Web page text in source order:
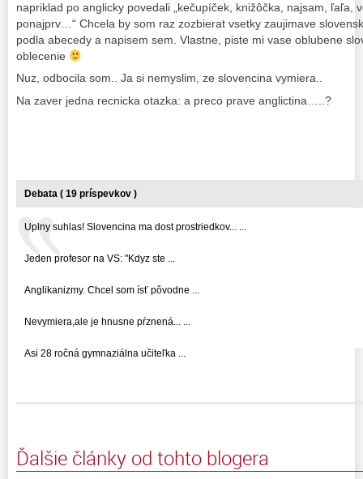
napriklad po anglicky povedali „kečupíček, knižôčka, najsam, ľaľa,
ponajprv…“ Chcela by som raz zozbierat vsetky zaujimave
podla abecedy a napisem sem. Vlastne, piste mi vase oblubene
oblecenie
Nuz, odbocila som.. Ja si nemyslim, ze slovencina vymiera..
Na zaver jedna recnicka otazka: a preco prave anglictina…..?
Debata ( 19 príspevkov )
Uplny suhlas! Slovencina ma dost prostriedkov... ...
Jeden profesor na VS: "Kdyz ste ...
Anglikanizmy. Chcel som ísť pôvodne ...
Nevymiera,ale je hnusne pŕznená... ...
Asi 28 ročná gymnaziálna učiteľka ...
Ďalšie články od tohto blogera